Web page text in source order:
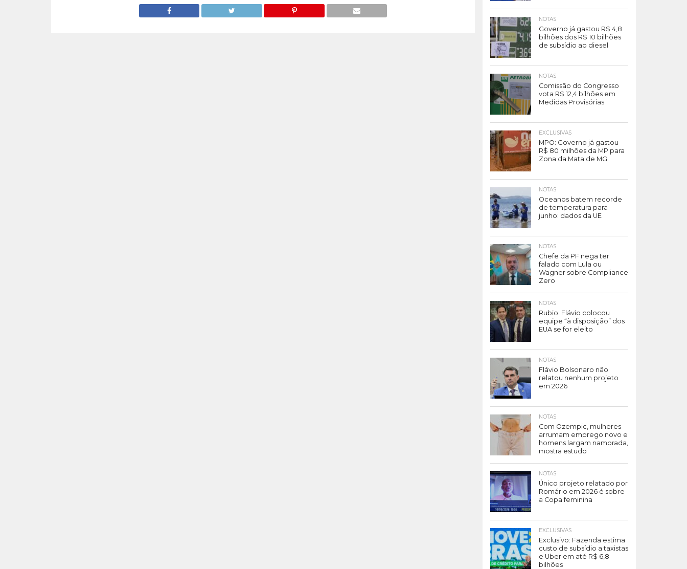
NOTAS
Governo já gastou R$ 4,8
bilhões dos R$ 10 bilhões
de subsídio ao diesel
NOTAS
Comissão do Congresso
vota R$ 12,4 bilhões em
Medidas Provisórias
EXCLUSIVAS
MPO: Governo já gastou
R$ 80 milhões da MP para
Zona da Mata de MG
NOTAS
Oceanos batem recorde
de temperatura para
junho: dados da UE
NOTAS
Chefe da PF nega ter
falado com Lula ou
Wagner sobre Compliance
Zero
NOTAS
Rubio: Flávio colocou
equipe “à disposição” dos
EUA se for eleito
NOTAS
Flávio Bolsonaro não
relatou nenhum projeto
em 2026
NOTAS
Com Ozempic, mulheres
arrumam emprego novo e
homens largam namorada,
mostra estudo
NOTAS
Único projeto relatado por
Romário em 2026 é sobre
a Copa feminina
EXCLUSIVAS
Exclusivo: Fazenda estima
custo de subsídio a taxistas
e Uber em até R$ 6,8
bilhões